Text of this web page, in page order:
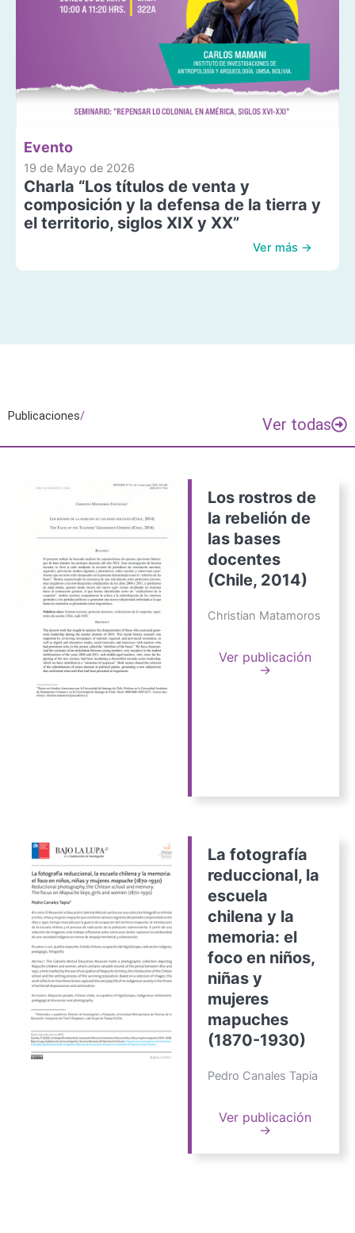
Evento
19 de Mayo de 2026
Charla “Los títulos de venta y
composición y la defensa de la tierra y
el territorio, siglos XIX y XX”
Ver más →
Publicaciones/ Ver todas
Los rostros de
la rebelión de
las bases
docentes
(Chile, 2014)
Christian Matamoros
Ver publicación
→
La fotografía
reduccional, la
escuela
chilena y la
memoria: el
foco en niños,
niñas y
mujeres
mapuches
(1870-1930)
Pedro Canales Tapia
Ver publicación
→